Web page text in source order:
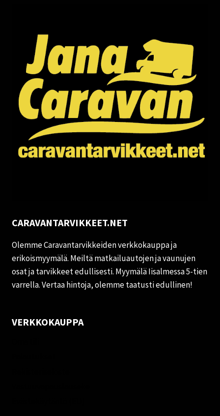
CARAVANTARVIKKEET.NET
Olemme Caravantarvikkeiden verkkokauppa ja
erikoismyymälä. Meiltä matkailuautojen ja vaunujen
osat ja tarvikkeet edullisesti. Myymälä Iisalmessa 5-tien
varrella. Vertaa hintoja, olemme taatusti edullinen!
VERKKOKAUPPA